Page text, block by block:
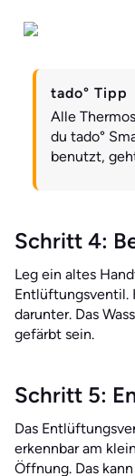
tado° Tipp
Alle
du tado°
benutzt,
Schritt 4:
Leg ein altes
Entlüftungsventil.
darunter. Das
gefärbt sein.
Schritt 5:
Das
erkennbar am
Öffnung. Das